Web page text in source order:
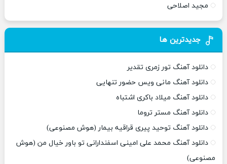
مجید اصلاحی
جدیدترین ها
دانلود آهنگ تور زمری تقدیر
دانلود آهنگ مانی ویس حضور تنهایی
دانلود آهنگ میلاد باکری اشتباه
دانلود آهنگ مستر تروما
دانلود آهنگ توحید پیری قراقیه بیمار (هوش مصنوعی)
دانلود آهنگ محمد علی امینی اسفندارانی تو باور خیال من (هوش
مصنوعی)